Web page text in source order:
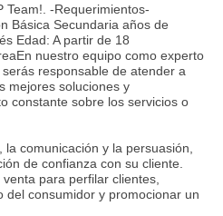
Team!. -Requerimientos-
Básica Secundaria años de
Edad: A partir de 18
nuestro equipo como experto
responsable de atender a
mejores soluciones y
constante sobre los servicios o
comunicación y la persuasión,
de confianza con su cliente.
para perfilar clientes,
del consumidor y promocionar un